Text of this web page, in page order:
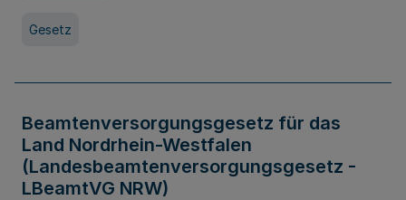
Gesetz
Beamtenversorgungsgesetz für das
Land Nordrhein-Westfalen
(Landesbeamtenversorgungsgesetz -
LBeamtVG NRW)